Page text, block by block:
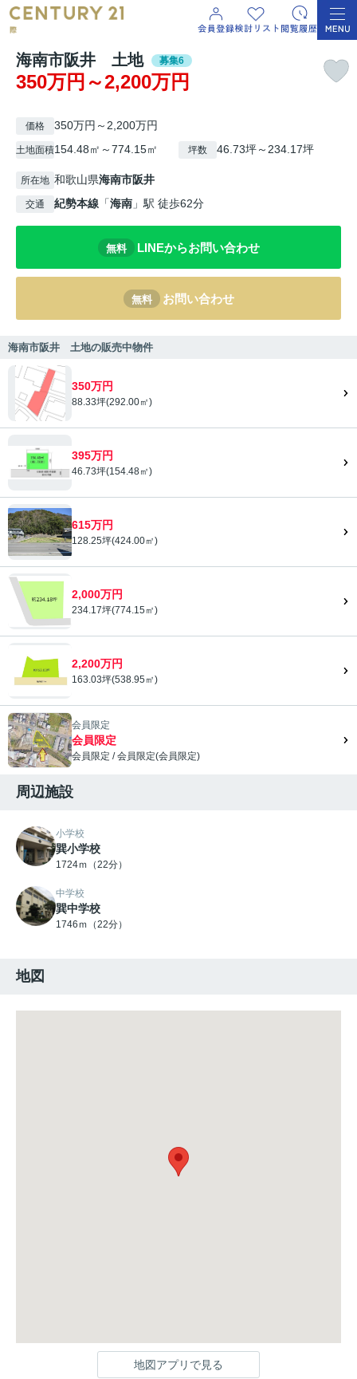
海南市阪井 土地 募集6
350万円～2,200万円
価格 350万円～2,200万円
土地面積154.48㎡～774.15㎡ 坪数 46.73坪～234.17坪
所在地 和歌山県海南市阪井
交通 紀勢本線 「海南 」駅 徒歩62分
無料 LINEからお問い合わせ
無料 お問い合わせ
海南市阪井 土地の販売中物件
350万円
88.33坪(292.00㎡)
395万円
46.73坪(154.48㎡)
615万円
128.25坪(424.00㎡)
2,000万円
234.17坪(774.15㎡)
2,200万円
163.03坪(538.95㎡)
会員限定
会員限定
会員限定 /会員限定(会員限定)
周辺施設
小学校
巽小学校
1724ｍ（22分）
中学校
巽中学校
1746ｍ（22分）
地図
地図アプリで見る